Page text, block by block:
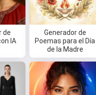
de
IA
Generador de
Poemas para el Día
de la Madre